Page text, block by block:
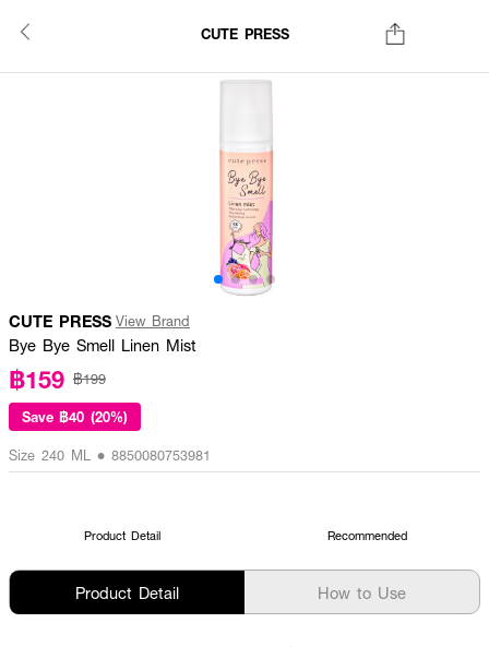
CUTE PRESS
CUTE PRESS View Brand
Bye Bye Smell Linen Mist
฿159 ฿199
Save ฿40 (20%)
Size 240 ML • 8850080753981
Product Detail Recommended
Product Detail How to Use